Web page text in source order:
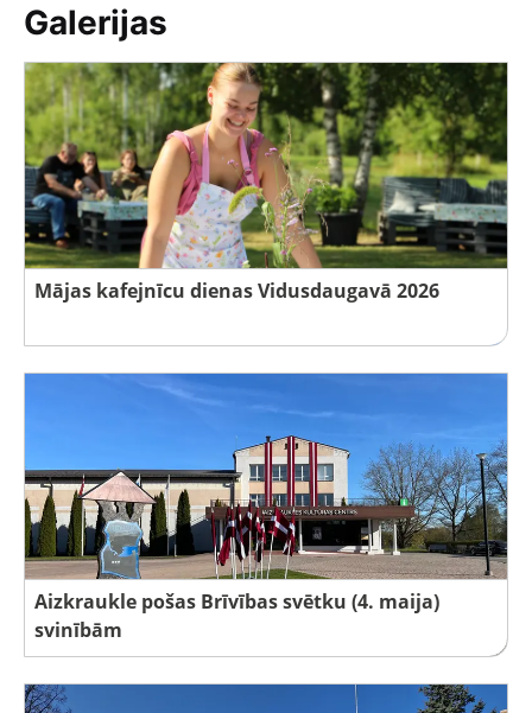
Galerijas
Mājas kafejnīcu dienas Vidusdaugavā 2026
Aizkraukle pošas Brīvības svētku (4. maija)
svinībām